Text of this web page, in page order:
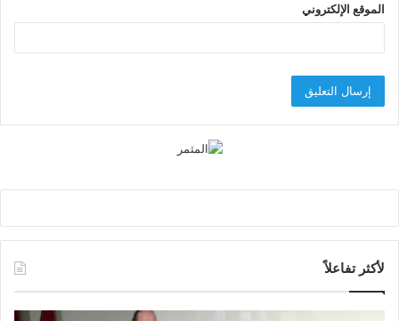
الموقع الإلكتروني
لأكثر تفاعلاً